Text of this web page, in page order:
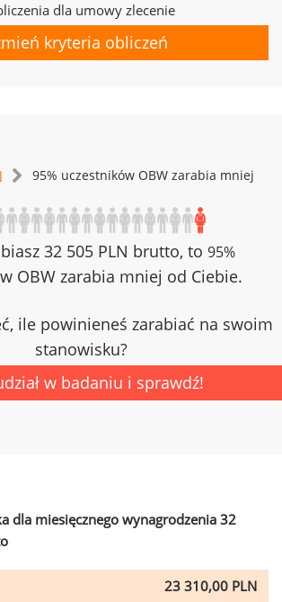
dla umowy zlecenie
kryteria obliczeń
95% uczestników OBW zarabia mniej
32 505 PLN brutto, to 95%
OBW zarabia mniej od Ciebie.
ile powinieneś zarabiać na swoim
stanowisku?
w badaniu i sprawdź!
dla miesięcznego wynagrodzenia 32
23 310,00 PLN